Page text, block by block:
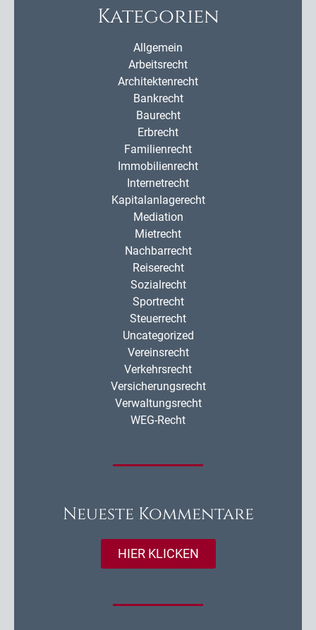
Kategorien
Allgemein
Arbeitsrecht
Architektenrecht
Bankrecht
Baurecht
Erbrecht
Familienrecht
Immobilienrecht
Internetrecht
Kapitalanlagerecht
Mediation
Mietrecht
Nachbarrecht
Reiserecht
Sozialrecht
Sportrecht
Steuerrecht
Uncategorized
Vereinsrecht
Verkehrsrecht
Versicherungsrecht
Verwaltungsrecht
WEG-Recht
Neueste Kommentare
HIER KLICKEN